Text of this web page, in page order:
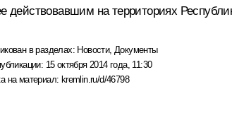
действовавшим на территориях
в разделах: Новости, Документы
15 октября 2014 года, 11:30
на материал: kremlin.ru/d/46798